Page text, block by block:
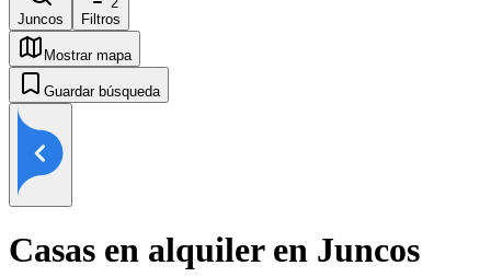
Juncos
Filtros
Mostrar mapa
Guardar búsqueda
Casas en alquiler en Juncos